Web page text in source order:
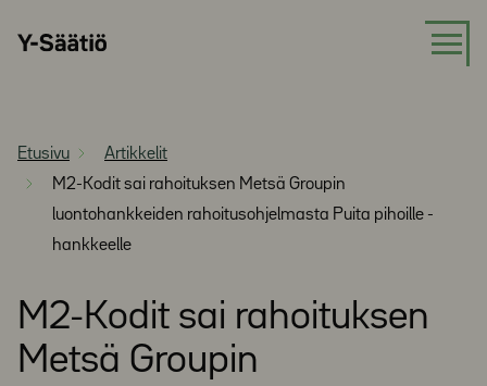
suoraan
Y-
Etusivu
Artikkelit
M2-Kodit sai rahoituksen Metsä Groupin
luontohankkeiden rahoitusohjelmasta Puita pihoille -
hankkeelle
M2-Kodit sai rahoituksen
Metsä Groupin